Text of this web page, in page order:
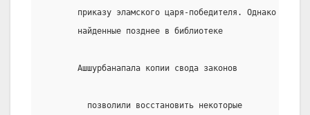
       приказу эламского царя-победителя. Однако
       найденные позднее в библиотеке
       Ашшурбанапала копии свода законов
         позволили восстановить некоторые